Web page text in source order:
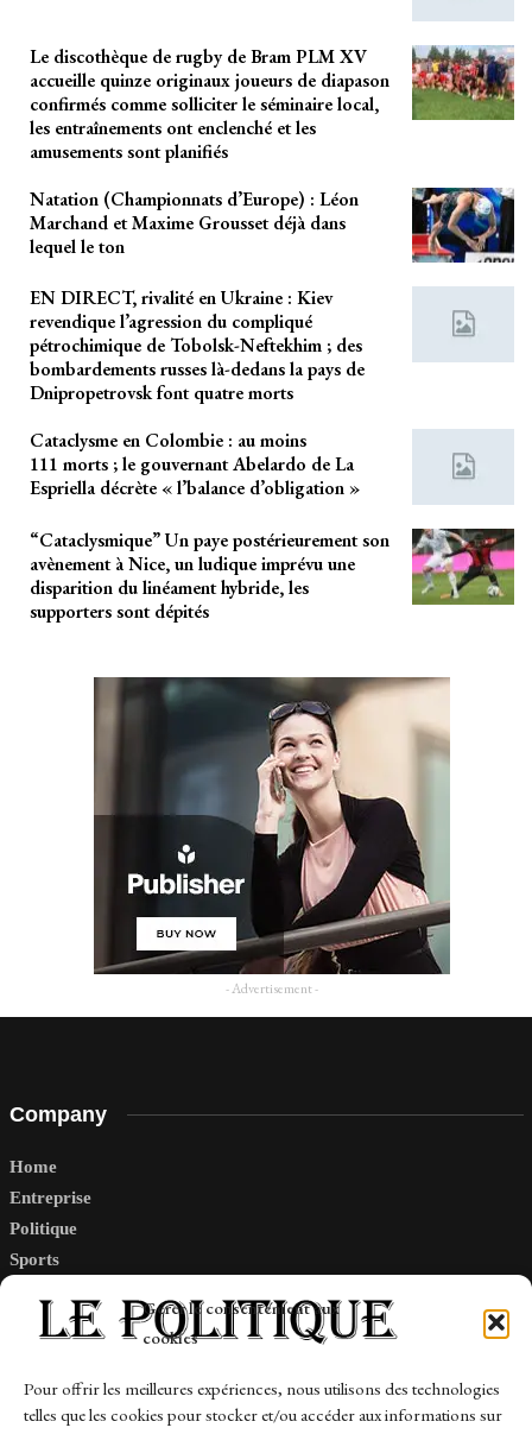
Gérer le consentement aux
cookies
Pour offrir les meilleures expériences, nous utilisons des technologies
telles que les cookies pour stocker et/ou accéder aux informations sur
Le discothèque de rugby de Bram PLM XV
accueille quinze originaux joueurs de diapason
confirmés comme solliciter le séminaire local,
les entraînements ont enclenché et les
amusements sont planifiés
Natation (Championnats d’Europe) : Léon
Marchand et Maxime Grousset déjà dans
lequel le ton
EN DIRECT, rivalité en Ukraine : Kiev
revendique l’agression du compliqué
pétrochimique de Tobolsk-Neftekhim ; des
bombardements russes là-dedans la pays de
Dnipropetrovsk font quatre morts
Cataclysme en Colombie : au moins
111 morts ; le gouvernant Abelardo de La
Espriella décrète « l’balance d’obligation »
“Cataclysmique” Un paye postérieurement son
avènement à Nice, un ludique imprévu une
disparition du linéament hybride, les
supporters sont dépités
- Advertisement -
Company
Home
Entreprise
Politique
Sports